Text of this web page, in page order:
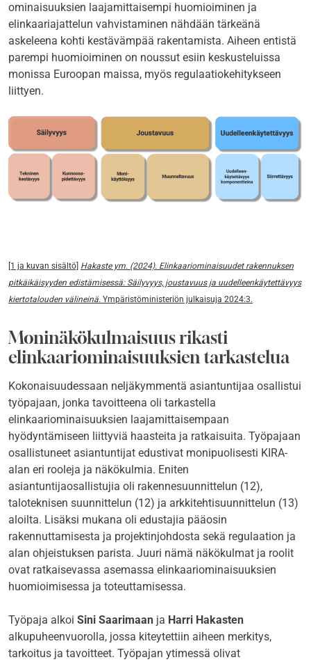
ominaisuuksien laajamittaisempi huomioiminen ja
elinkaariajattelun vahvistaminen nähdään tärkeänä
askeleena kohti kestävämpää rakentamista. Aiheen entistä
parempi huomioiminen on noussut esiin keskusteluissa
monissa Euroopan maissa, myös regulaatiokehitykseen
liittyen.
[1 ja kuvan sisältö] Hakaste ym. (2024). Elinkaariominaisuudet rakennuksen
pitkäikäisyyden edistämisessä: Säilyvyys, joustavuus ja uudelleenkäytettävyys
kiertotalouden välineinä. Ympäristöministeriön julkaisuja 2024:3.
Moninäkökulmaisuus rikasti
elinkaariominaisuuksien tarkastelua
Kokonaisuudessaan neljäkymmentä asiantuntijaa osallistui
työpajaan, jonka tavoitteena oli tarkastella
elinkaariominaisuuksien laajamittaisempaan
hyödyntämiseen liittyviä haasteita ja ratkaisuita. Työpajaan
osallistuneet asiantuntijat edustivat monipuolisesti KIRA-
alan eri rooleja ja näkökulmia. Eniten
asiantuntijaosallistujia oli rakennesuunnittelun (12),
taloteknisen suunnittelun (12) ja arkkitehtisuunnittelun (13)
aloilta. Lisäksi mukana oli edustajia pääosin
rakennuttamisesta ja projektinjohdosta sekä regulaation ja
alan ohjeistuksen parista. Juuri nämä näkökulmat ja roolit
ovat ratkaisevassa asemassa elinkaariominaisuuksien
huomioimisessa ja toteuttamisessa.
Työpaja alkoi Sini Saarimaan ja Harri Hakasten
alkupuheenvuorolla, jossa kiteytettiin aiheen merkitys,
tarkoitus ja tavoitteet. Työpajan ytimessä olivat